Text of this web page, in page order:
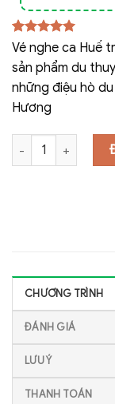
5.00trên 5
dựa trên
1
đánh giá
Vé nghe ca Huế
sản phẩm du
những điệu hò
Hương
Vé nghe ca Huế
CHƯƠNG TRÌNH
ĐÁNH GIÁ
LƯU Ý
THANH TOÁN